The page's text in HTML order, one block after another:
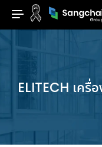
Skip
content
ELITECH เครื่